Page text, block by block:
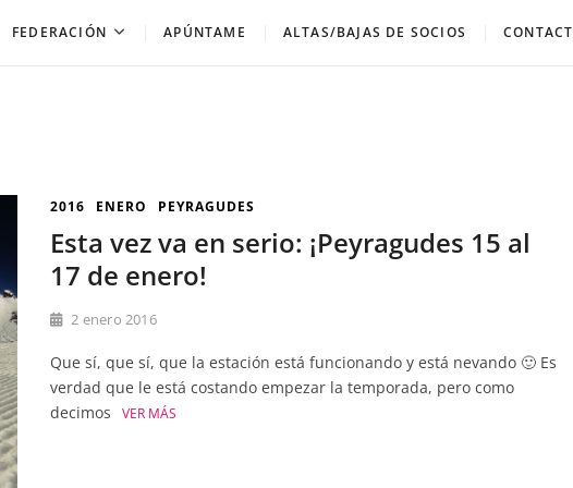
FEDERACIÓN APÚNTAME ALTAS/BAJAS DE SOCIOS
2016 ENERO PEYRAGUDES
Esta vez va en serio: ¡Peyragudes 15 al
17 de enero!
2 enero 2016
Que sí, que sí, que la estación está funcionando y está nevando 🙂 Es
verdad que le está costando empezar la temporada, pero como
decimos
VER MÁS